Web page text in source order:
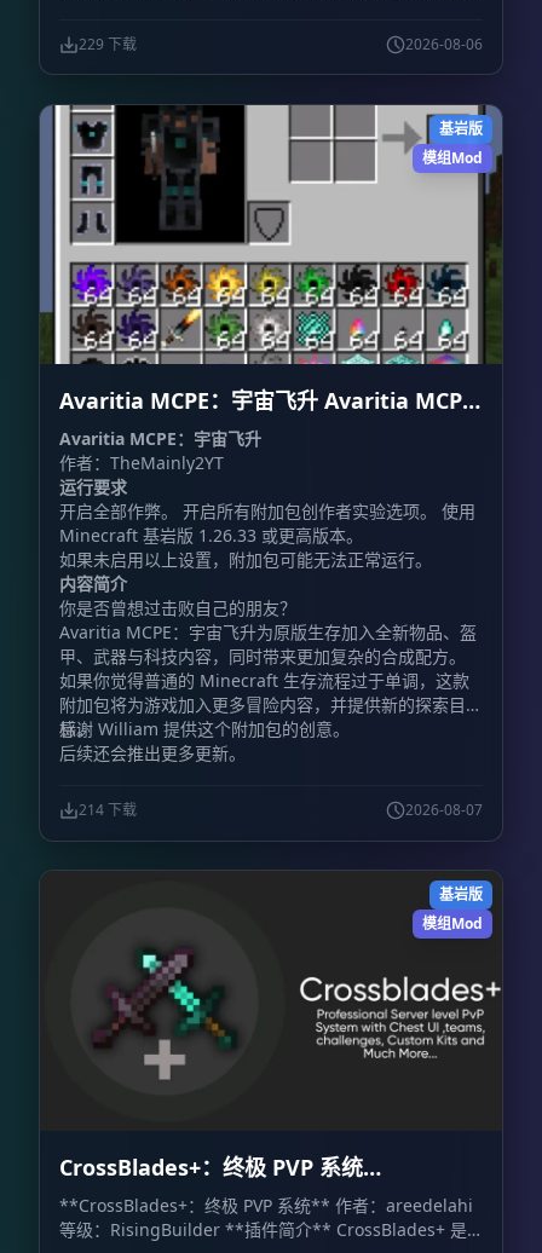
229 下载 2026-08-06
基岩版
模组Mod
Avaritia MCPE：宇宙飞升 Avaritia MCPE:
Cosmic Ascension
Avaritia MCPE：宇宙飞升
作者：TheMainly2YT
运行要求
开启全部作弊。 开启所有附加包创作者实验选项。 使用
Minecraft 基岩版 1.26.33 或更高版本。
如果未启用以上设置，附加包可能无法正常运行。
内容简介
你是否曾想过击败自己的朋友？
Avaritia MCPE：宇宙飞升为原版生存加入全新物品、盔
甲、武器与科技内容，同时带来更加复杂的合成配方。
如果你觉得普通的 Minecraft 生存流程过于单调，这款
附加包将为游戏加入更多冒险内容，并提供新的探索目
标。
感谢 William 提供这个附加包的创意。
后续还会推出更多更新。
214 下载 2026-08-07
基岩版
模组Mod
CrossBlades+：终极 PVP 系统
CrossBlades+: Ultimate PVP System
**CrossBlades+：终极 PVP 系统** 作者：areedelahi
等级：RisingBuilder **插件简介** CrossBlades+ 是